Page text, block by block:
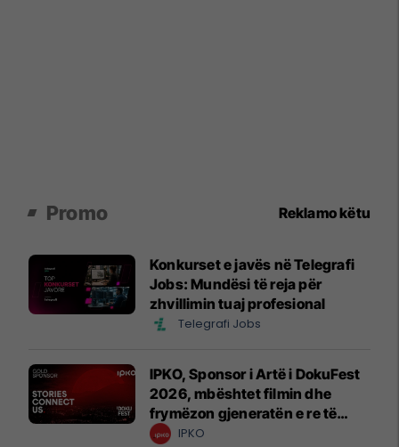
Promo Reklamo këtu
Konkurset e javës në Telegrafi
Jobs: Mundësi të reja për
zhvillimin tuaj profesional
Telegrafi Jobs
IPKO, Sponsor i Artë i DokuFest
2026, mbështet filmin dhe
frymëzon gjeneratën e re të
krijuesve
IPKO